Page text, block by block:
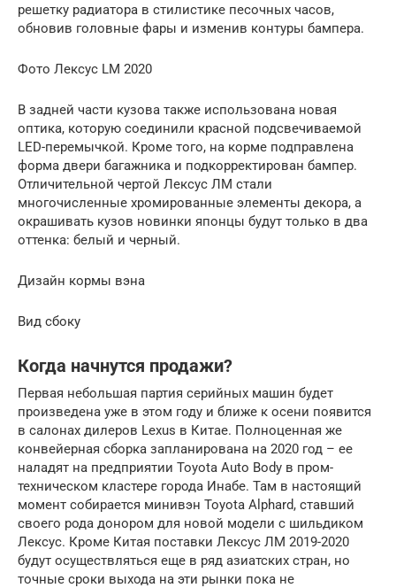
решетку радиатора в стилистике песочных часов,
обновив головные фары и изменив контуры бампера.
Фото Лексус LM 2020
В задней части кузова также использована новая
оптика, которую соединили красной подсвечиваемой
LED-перемычкой. Кроме того, на корме подправлена
форма двери багажника и подкорректирован бампер.
Отличительной чертой Лексус ЛМ стали
многочисленные хромированные элементы декора, а
окрашивать кузов новинки японцы будут только в два
оттенка: белый и черный.
Дизайн кормы вэна
Вид сбоку
Когда начнутся продажи?
Первая небольшая партия серийных машин будет
произведена уже в этом году и ближе к осени появится
в салонах дилеров Lexus в Китае. Полноценная же
конвейерная сборка запланирована на 2020 год – ее
наладят на предприятии Toyota Auto Body в пром-
техническом кластере города Инабе. Там в настоящий
момент собирается минивэн Toyota Alphard, ставший
своего рода донором для новой модели с шильдиком
Лексус. Кроме Китая поставки Лексус ЛМ 2019-2020
будут осуществляться еще в ряд азиатских стран, но
точные сроки выхода на эти рынки пока не